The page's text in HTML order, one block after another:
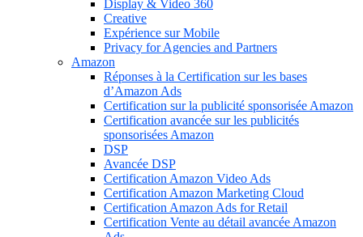
Display & Video 360
Creative
Expérience sur Mobile
Privacy for Agencies and Partners
Amazon
Réponses à la Certification sur les bases
d’Amazon Ads
Certification sur la publicité sponsorisée Amazon
Certification avancée sur les publicités
sponsorisées Amazon
DSP
Avancée DSP
Certification Amazon Video Ads
Certification Amazon Marketing Cloud
Certification Amazon Ads for Retail
Certification Vente au détail avancée Amazon